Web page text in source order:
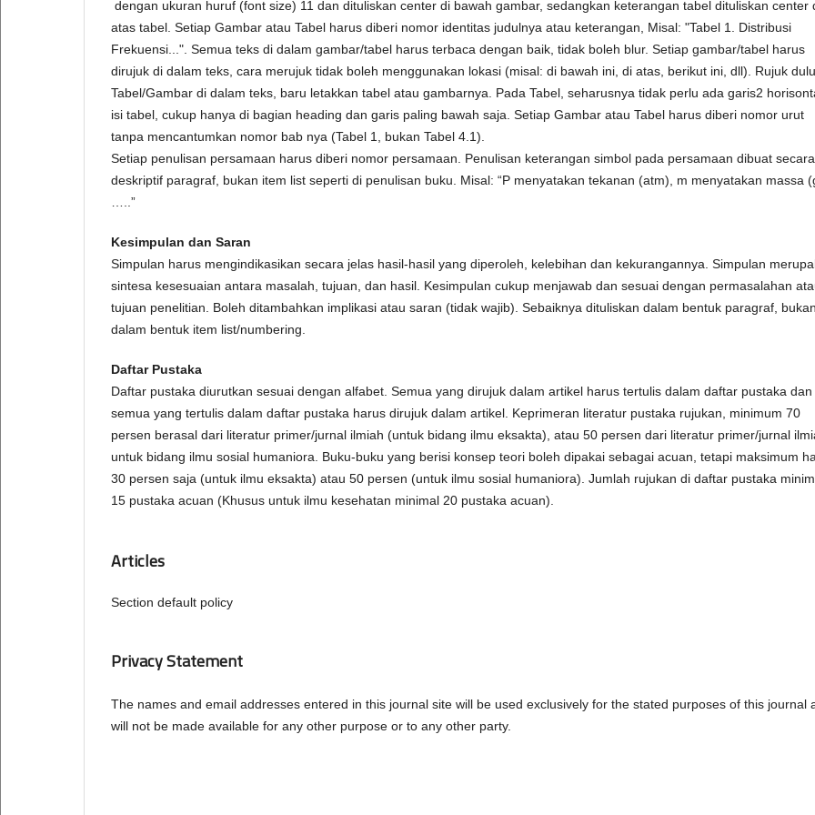
dengan ukuran huruf (font size) 11 dan dituliskan center di bawah gambar, sedangkan keterangan tabel dituliskan center
atas tabel. Setiap Gambar atau Tabel harus diberi nomor identitas judulnya atau keterangan, Misal: "Tabel 1. Distribusi
Frekuensi...". Semua teks di dalam gambar/tabel harus terbaca dengan baik, tidak boleh blur. Setiap gambar/tabel harus
dirujuk di dalam teks, cara merujuk tidak boleh menggunakan lokasi (misal: di bawah ini, di atas, berikut ini, dll). Rujuk dulu
Tabel/Gambar di dalam teks, baru letakkan tabel atau gambarnya. Pada Tabel, seharusnya tidak perlu ada garis2
isi tabel, cukup hanya di bagian heading dan garis paling bawah saja. Setiap Gambar atau Tabel harus diberi nomor urut
tanpa mencantumkan nomor bab nya (Tabel 1, bukan Tabel 4.1).
Setiap penulisan persamaan harus diberi nomor persamaan. Penulisan keterangan simbol pada persamaan dibuat secara
deskriptif paragraf, bukan item list seperti di penulisan buku. Misal: “P menyatakan tekanan (atm), m menyatakan massa
…..”
Kesimpulan dan Saran
Simpulan harus mengindikasikan secara jelas hasil-hasil yang diperoleh, kelebihan dan kekurangannya. Simpulan
sintesa kesesuaian antara masalah, tujuan, dan hasil. Kesimpulan cukup menjawab dan sesuai dengan permasalahan
tujuan penelitian. Boleh ditambahkan implikasi atau saran (tidak wajib). Sebaiknya dituliskan dalam bentuk paragraf, bukan
dalam bentuk item list/numbering.
Daftar Pustaka
Daftar pustaka diurutkan sesuai dengan alfabet. Semua yang dirujuk dalam artikel harus tertulis dalam daftar pustaka dan
semua yang tertulis dalam daftar pustaka harus dirujuk dalam artikel. Keprimeran literatur pustaka rujukan, minimum 70
persen berasal dari literatur primer/jurnal ilmiah (untuk bidang ilmu eksakta), atau 50 persen dari literatur primer/jurnal
untuk bidang ilmu sosial humaniora. Buku-buku yang berisi konsep teori boleh dipakai sebagai acuan, tetapi maksimum
30 persen saja (untuk ilmu eksakta) atau 50 persen (untuk ilmu sosial humaniora). Jumlah rujukan di daftar pustaka
15 pustaka acuan (Khusus untuk ilmu kesehatan minimal 20 pustaka acuan).
Articles
Section default policy
Privacy Statement
The names and email addresses entered in this journal site will be used exclusively for the stated purposes of this journal
will not be made available for any other purpose or to any other party.